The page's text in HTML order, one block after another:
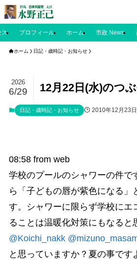
ス プロフィール ホーム 市政 News
ホーム 日記・歳時記・お知らせ
12月22日(水)のつ
2026
6/29
日記・歳時記・お知らせ 2010年12月23日
08:58from web
学校のプールのシャワーの件で
ら「子どもの唇が紫色になる」
す。シャワーに限らず学校にエ
ることは温暖化対策にもなると
@Koichi_nakk
と思っていますか？夏の事です